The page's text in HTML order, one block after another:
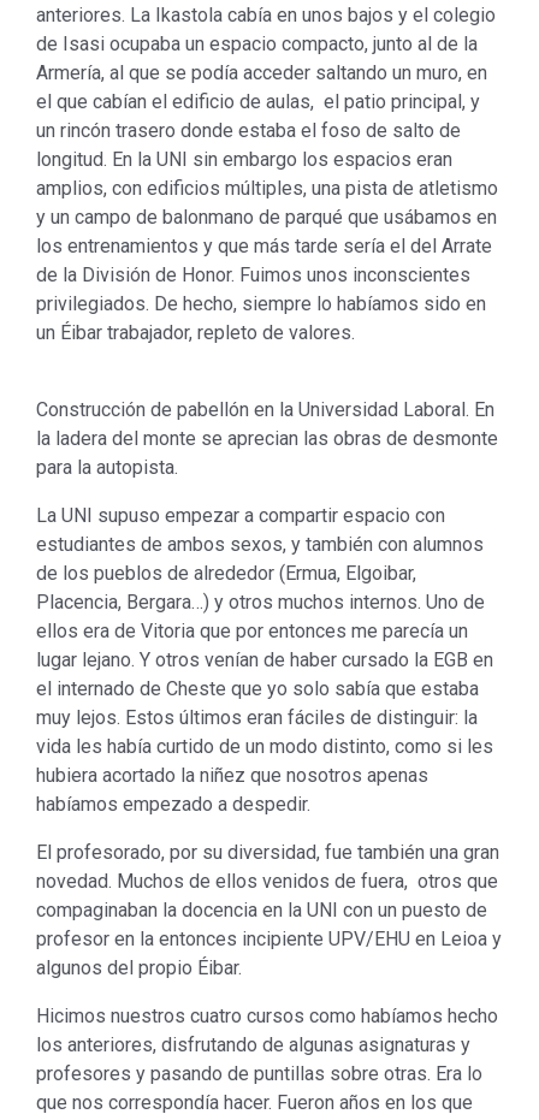
anteriores. La Ikastola cabía en unos bajos y el colegio
de Isasi ocupaba un espacio compacto, junto al de la
Armería, al que se podía acceder saltando un muro, en
el que cabían el edificio de aulas, el patio principal, y
un rincón trasero donde estaba el foso de salto de
longitud. En la UNI sin embargo los espacios eran
amplios, con edificios múltiples, una pista de atletismo
y un campo de balonmano de parqué que usábamos en
los entrenamientos y que más tarde sería el del Arrate
de la División de Honor. Fuimos unos inconscientes
privilegiados. De hecho, siempre lo habíamos sido en
un Éibar trabajador, repleto de valores.
Construcción de pabellón en la Universidad Laboral. En
la ladera del monte se aprecian las obras de desmonte
para la autopista.
La UNI supuso empezar a compartir espacio con
estudiantes de ambos sexos, y también con alumnos
de los pueblos de alrededor (Ermua, Elgoibar,
Placencia, Bergara…) y otros muchos internos. Uno de
ellos era de Vitoria que por entonces me parecía un
lugar lejano. Y otros venían de haber cursado la EGB en
el internado de Cheste que yo solo sabía que estaba
muy lejos. Estos últimos eran fáciles de distinguir: la
vida les había curtido de un modo distinto, como si les
hubiera acortado la niñez que nosotros apenas
habíamos empezado a despedir.
El profesorado, por su diversidad, fue también una gran
novedad. Muchos de ellos venidos de fuera, otros que
compaginaban la docencia en la UNI con un puesto de
profesor en la entonces incipiente UPV/EHU en Leioa y
algunos del propio Éibar.
Hicimos nuestros cuatro cursos como habíamos hecho
los anteriores, disfrutando de algunas asignaturas y
profesores y pasando de puntillas sobre otras. Era lo
que nos correspondía hacer. Fueron años en los que